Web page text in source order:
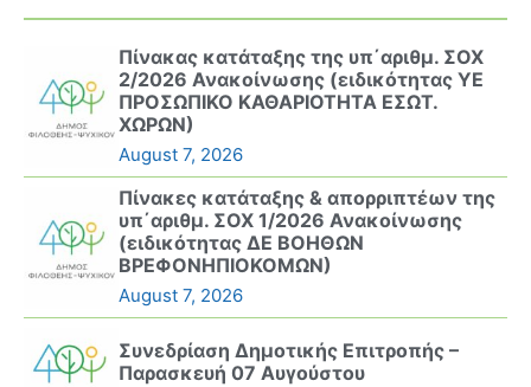
Πίνακας κατάταξης της υπ΄αριθμ. ΣΟΧ
2/2026 Ανακοίνωσης (ειδικότητας ΥΕ
ΠΡΟΣΩΠΙΚΟ ΚΑΘΑΡΙΟΤΗΤΑ ΕΣΩΤ.
ΧΩΡΩΝ)
August 7, 2026
Πίνακες κατάταξης & απορριπτέων της
υπ΄αριθμ. ΣΟΧ 1/2026 Ανακοίνωσης
(ειδικότητας ΔΕ ΒΟΗΘΩΝ
ΒΡΕΦΟΝΗΠΙΟΚΟΜΩΝ)
August 7, 2026
Συνεδρίαση Δημοτικής Επιτροπής –
Παρασκευή 07 Αυγούστου